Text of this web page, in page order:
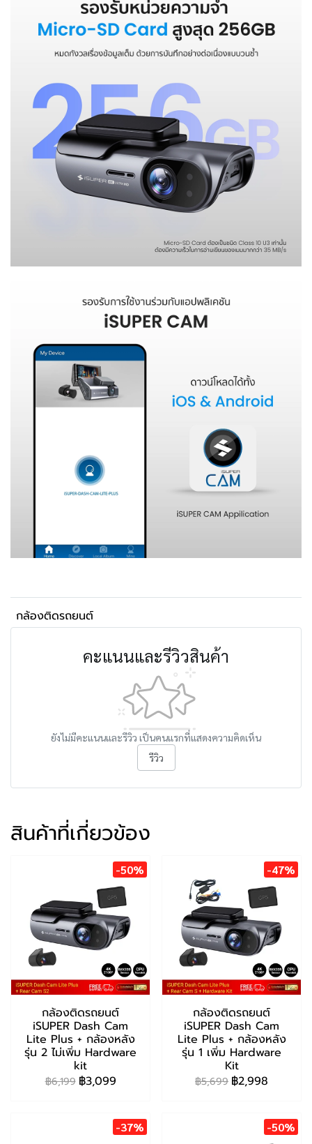
กล้องติดรถยนต์
คะแนนและรีวิวสินค้า
ยังไม่มีคะแนนและรีวิว เป็นคนแรกที่แสดงความคิดเห็น
รีวิว
สินค้าที่เกี่ยวข้อง
-50%
กล้องติดรถยนต์
iSUPER Dash Cam
Lite Plus + กล้องหลัง
รุ่น 2 ไม่เพิ่ม Hardware
kit
฿6,199 ฿3,099
-47%
กล้องติดรถยนต์
iSUPER Dash Cam
Lite Plus + กล้องหลัง
รุ่น 1 เพิ่ม Hardware
Kit
฿5,699 ฿2,998
-37% -50%